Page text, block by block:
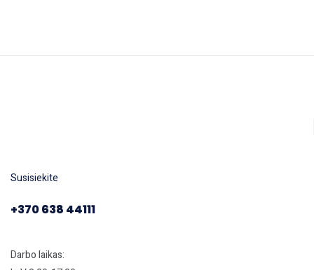
Susisiekite
+370 638 44111
Darbo laikas: